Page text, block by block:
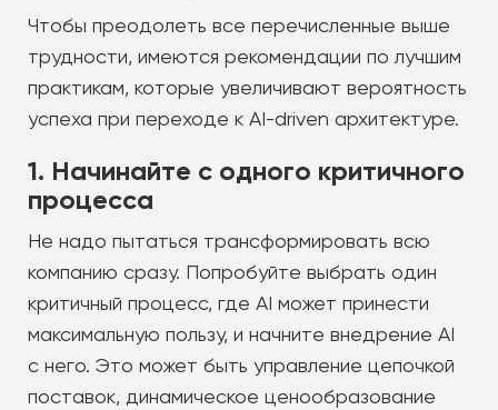
Чтобы преодолеть все перечисленные выше
трудности, имеются рекомендации по лучшим
практикам, которые увеличивают вероятность
успеха при переходе к AI-driven архитектуре.
1. Начинайте с одного критичного
процесса
Не надо пытаться трансформировать всю
компанию сразу. Попробуйте выбрать один
критичный процесс, где AI может принести
максимальную пользу, и начните внедрение AI
с него. Это может быть управление цепочкой
поставок, динамическое ценообразование